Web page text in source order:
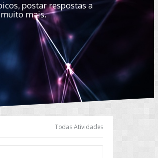
postar respostas a
mais.
Todas Atividades